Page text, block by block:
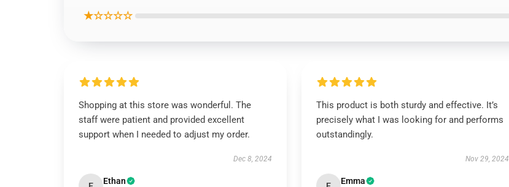
★☆☆☆☆
Shopping at this store was wonderful. The
staff were patient and provided excellent
support when I needed to adjust my order.
Dec 8, 2024
Ethan
This product is both sturdy and effective. It’s
precisely what I was looking for and performs
outstandingly.
Nov 29, 2024
Emma